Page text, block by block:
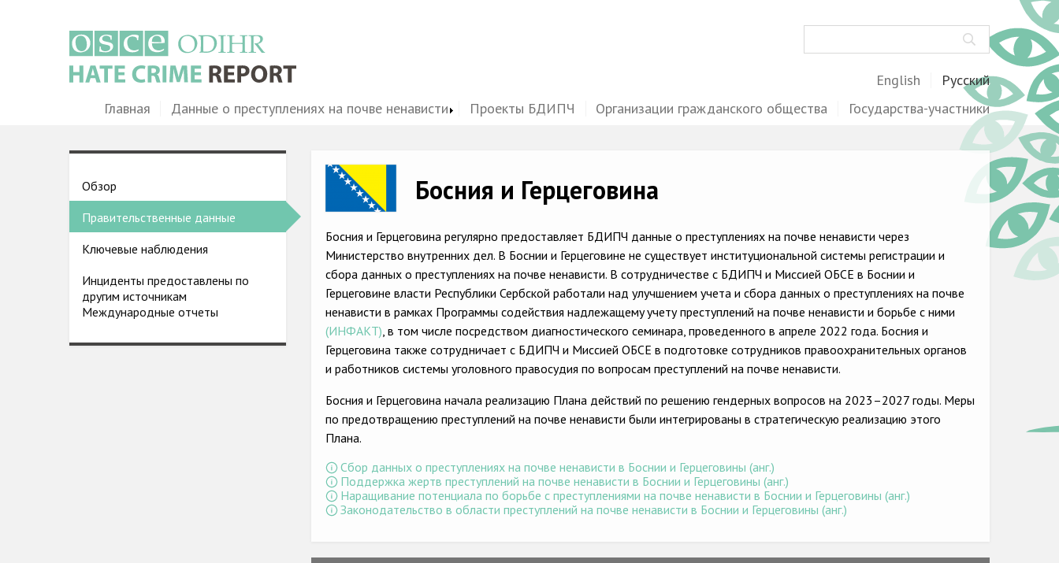
English Русский
MainГлавная Данные о преступлениях на почве ненависти Проекты БДИПЧ Организации гражданского общества Государства-участники
Country
pages
menu
Обзор
Правительственные данные
Ключевые наблюдения
Инциденты предоставлены по
другим источникам
Международные отчеты
Image
Босния и Герцеговина
Босния и Герцеговина регулярно предоставляет БДИПЧ данные о преступлениях на почве ненависти через
Министерство внутренних дел. В Боснии и Герцеговине не существует институциональной системы регистрации и
сбора данных о преступлениях на почве ненависти. В сотрудничестве с БДИПЧ и Миссией ОБСЕ в Боснии и
Герцеговине власти Республики Сербской работали над улучшением учета и сбора данных о преступлениях на почве
ненависти в рамках Программы содействия надлежащемy учету преступлений на почве ненависти и борьбе с ними
(ИНФАКТ), в том числе посредством диагностического семинара, проведенного в апреле 2022 года. Босния и
Герцеговина также сотрудничает с БДИПЧ и Миссией ОБСЕ в подготовке сотрудников правоохранительных органов
и работников системы уголовного правосудия по вопросам преступлений на почве ненависти.
Босния и Герцеговина начала реализацию Плана действий по решению гендерных вопросов на 2023–2027 годы. Меры
по предотвращению преступлений на почве ненависти были интегрированы в стратегическую реализацию этого
Плана.
Сбор данных о преступлениях на почве ненависти в Боснии и Герцеговины (анг.)
Поддержка жертв преступлений на почве ненависти в Боснии и Герцеговины (анг.)
Наращивание потенциала по борьбе с преступлениями на почве ненависти в Боснии и Герцеговины (анг.)
Законодательство в области преступлений на почве ненависти в Боснии и Герцеговины (анг.)